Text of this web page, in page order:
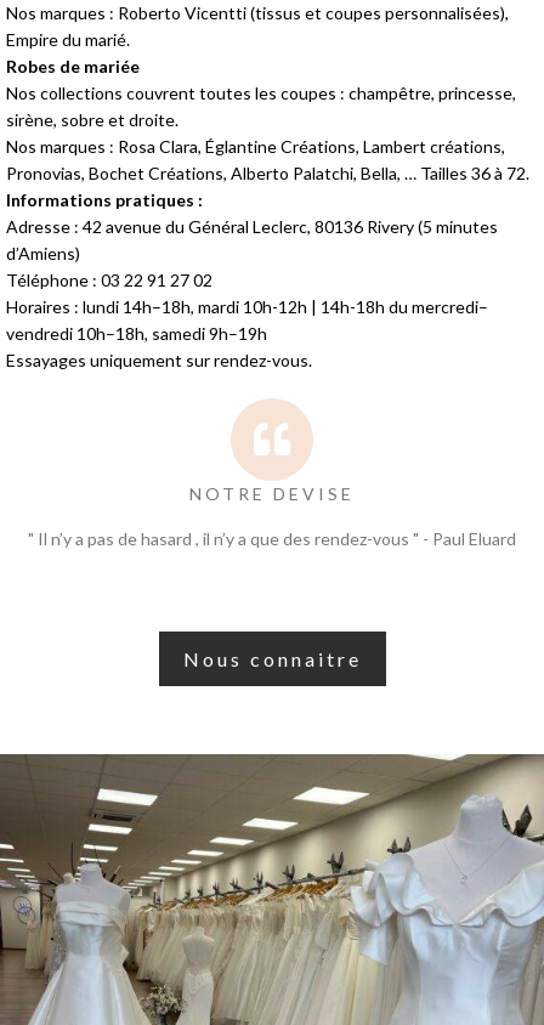
Nos marques : Roberto Vicentti (tissus et coupes personnalisées),
Empire du marié.
Robes de mariée
Nos collections couvrent toutes les coupes : champêtre, princesse,
sirène, sobre et droite.
Nos marques : Rosa Clara, Églantine Créations, Lambert créations,
Pronovias, Bochet Créations, Alberto Palatchi, Bella, … Tailles 36 à 72.
Informations pratiques :
Adresse : 42 avenue du Général Leclerc, 80136 Rivery (5 minutes
d’Amiens)
Téléphone : 03 22 91 27 02
Horaires : lundi 14h–18h, mardi 10h-12h | 14h-18h du mercredi–
vendredi 10h–18h, samedi 9h–19h
Essayages uniquement sur rendez-vous.
NOTRE DEVISE
" Il n’y a pas de hasard , il n’y a que des rendez-vous " - Paul Eluard
Nous connaitre